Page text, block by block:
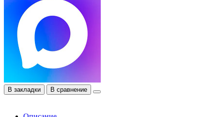
В закладки В сравнение